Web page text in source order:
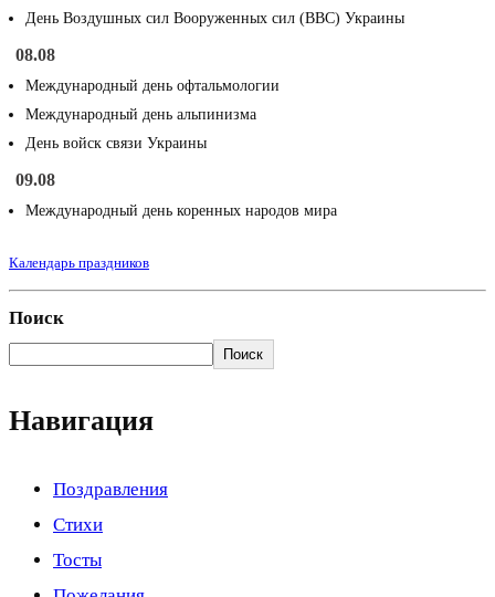
День Воздушных сил Вооруженных сил (ВВС) Украины
08.08
Международный день офтальмологии
Международный день альпинизма
День войск связи Украины
09.08
Международный день коренных народов мира
Календарь праздников
Поиск
Поиск
Навигация
Поздравления
Стихи
Тосты